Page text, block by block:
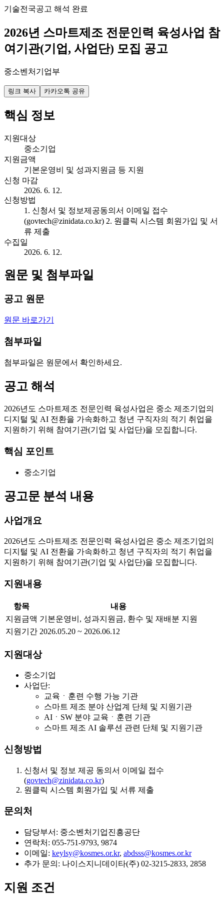
기술전국공고 해석 완료
2026년 스마트제조 전문인력 육성사업 참
여기관(기업, 사업단) 모집 공고
중소벤처기업부
링크 복사 카카오톡 공유
핵심 정보
지원대상
중소기업
지원금액
기본운영비 및 성과지원금 등 지원
신청 마감
2026. 6. 12.
신청방법
1. 신청서 및 정보제공동의서 이메일 접수
(govtech@zinidata.co.kr) 2. 원클릭 시스템 회원가입 및 서
류 제출
수집일
2026. 6. 12.
원문 및 첨부파일
공고 원문
원문 바로가기
첨부파일
첨부파일은 원문에서 확인하세요.
공고 해석
2026년도 스마트제조 전문인력 육성사업은 중소 제조기업의
디지털 및 AI 전환을 가속화하고 청년 구직자의 적기 취업을
지원하기 위해 참여기관(기업 및 사업단)을 모집합니다.
핵심 포인트
중소기업
공고문 분석 내용
사업개요
2026년도 스마트제조 전문인력 육성사업은 중소 제조기업의
디지털 및 AI 전환을 가속화하고 청년 구직자의 적기 취업을
지원하기 위해 참여기관(기업 및 사업단)을 모집합니다.
지원내용
항목
내용
지원금액 기본운영비, 성과지원금, 환수 및 재배분 지원
지원기간 2026.05.20 ~ 2026.06.12
지원대상
중소기업
사업단:
교육ㆍ훈련 수행 가능 기관
스마트 제조 분야 산업계 단체 및 지원기관
AIㆍSW 분야 교육ㆍ훈련 기관
스마트 제조 AI 솔루션 관련 단체 및 지원기관
신청방법
신청서 및 정보 제공 동의서 이메일 접수
(govtech@zinidata.co.kr)
원클릭 시스템 회원가입 및 서류 제출
문의처
담당부서: 중소벤처기업진흥공단
연락처: 055-751-9793, 9874
이메일: keylsy@kosmes.or.kr, abdsss@kosmes.or.kr
추가 문의: 나이스지니데이타(주) 02-3215-2833, 2858
지원 조건